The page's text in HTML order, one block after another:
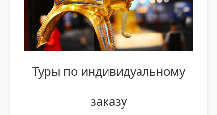
Туры по индивидуальному
заказу